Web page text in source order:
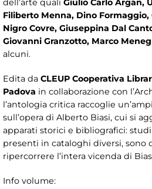
dell’arte quali Giulio Carlo Argan,
Filiberto Menna, Dino Formaggio,
Nigro Covre, Giuseppina Dal
Giovanni Granzotto, Marco
alcuni.
Edita da CLEUP Cooperativa
Padova in collaborazione con
l’antologia critica raccoglie
sull’opera di Alberto Biasi, cui si
apparati storici e bibliografici:
presenti in cataloghi diversi, sono
ripercorrere l’intera vicenda di
Info volume: